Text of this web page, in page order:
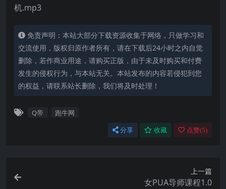
机.mp3
免责声明：本站大部分下载资源收集于网络，只做学习和
交流使用，版权归原作者所有，请在下载后24小时之内自觉
删除，若作商业用途，请购买正版，由于未及时购买和付费
发生的侵权行为，与本站无关。本站发布的内容若侵犯到您
的权益，请联系站长删除，我们将及时处理！
Q帝 跑牛网
分享 收藏 点赞(5)
上一篇
女PUA导师课程1.0